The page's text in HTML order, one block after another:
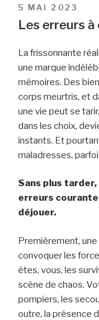
PUBLIÉ
LE
5 MAI 2023
Les erreurs
La frissonnante
une marque
mémoires. Des
corps meurtris, et
une vie peut se
dans les choix,
instants. Et
maladresses,
Sans plus
erreurs
déjouer.
Premièrement,
convoquer les
êtes, vous, les
scène de chaos.
pompiers, les
outre, la présence